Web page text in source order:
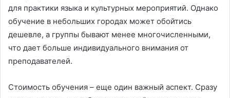
для практики языка и культурных мероприятий. Однако
обучение в небольших городах может обойтись
дешевле, а группы бывают менее многочисленными,
что дает больше индивидуального внимания от
преподавателей.
Стоимость обучения – еще один важный аспект. Сразу